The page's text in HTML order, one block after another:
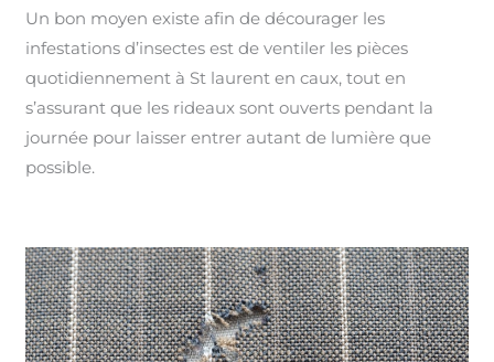
Un bon moyen existe afin de décourager les
infestations d’insectes est de ventiler les pièces
quotidiennement à St laurent en caux, tout en
s’assurant que les rideaux sont ouverts pendant la
journée pour laisser entrer autant de lumière que
possible.